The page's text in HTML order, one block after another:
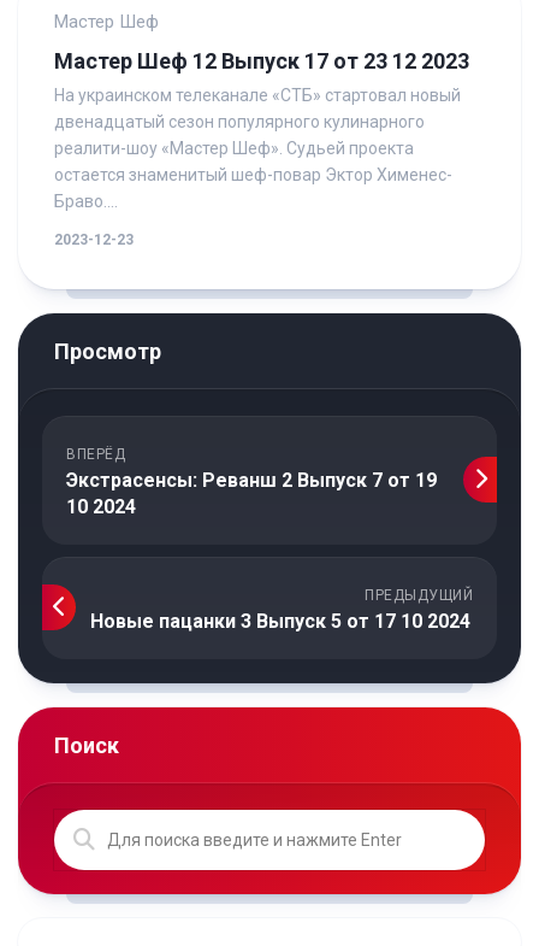
Мастер Шеф
Мастер Шеф 12 Выпуск 17 от 23 12 2023
На украинском телеканале «СТБ» стартовал новый
двенадцатый сезон популярного кулинарного
реалити-шоу «Мастер Шеф». Судьей проекта
остается знаменитый шеф-повар Эктор Хименес-
Браво....
2023-12-23
Просмотр
ВПЕРЁД
Экстрасенсы: Реванш 2 Выпуск 7 от 19
10 2024
ПРЕДЫДУЩИЙ
Новые пацанки 3 Выпуск 5 от 17 10 2024
Поиск